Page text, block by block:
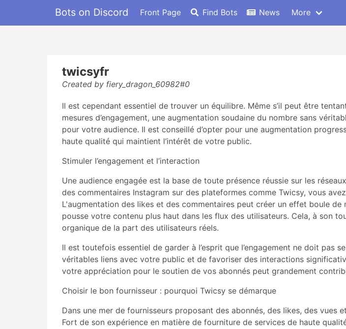
Bots on Discord Front Page Find Bots News More
twicsyfr
Created by fiery_dragon_60982#0
Il est cependant essentiel de trouver un équilibre. Même s’il peut être
mesures d’engagement, une augmentation soudaine du nombre sans
pour votre audience. Il est conseillé d’opter pour une augmentation
haute qualité qui maintient l’intérêt de votre public.
Stimuler l’engagement et l’interaction
Une audience engagée est la base de toute présence réussie sur les
des commentaires Instagram sur des plateformes comme Twicsy, vous
L'augmentation des likes et des commentaires peut créer un effet boule
pousse votre contenu plus haut dans les flux des utilisateurs. Cela, à son
organique de la part des utilisateurs réels.
Il est toutefois essentiel de garder à l’esprit que l’engagement ne doit pas
véritables liens avec votre public et de favoriser des interactions
votre appréciation pour le soutien de vos abonnés peut grandement
Choisir le bon fournisseur : pourquoi Twicsy se démarque
Dans une mer de fournisseurs proposant des abonnés, des likes, des vues
Fort de son expérience en matière de fourniture de services de haute